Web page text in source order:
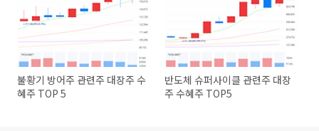
불황기 방어주 관련주 대장주 수
혜주 TOP 5
반도체 슈퍼사이클 관련주 대장
주 수혜주 TOP5